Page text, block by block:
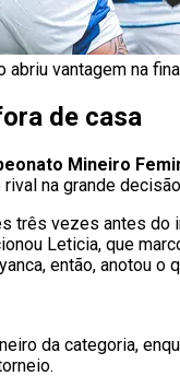
abriu vantagem na
de casa
Mineiro
na grande
três vezes antes
Leticia, que
então, anotou o
da categoria,